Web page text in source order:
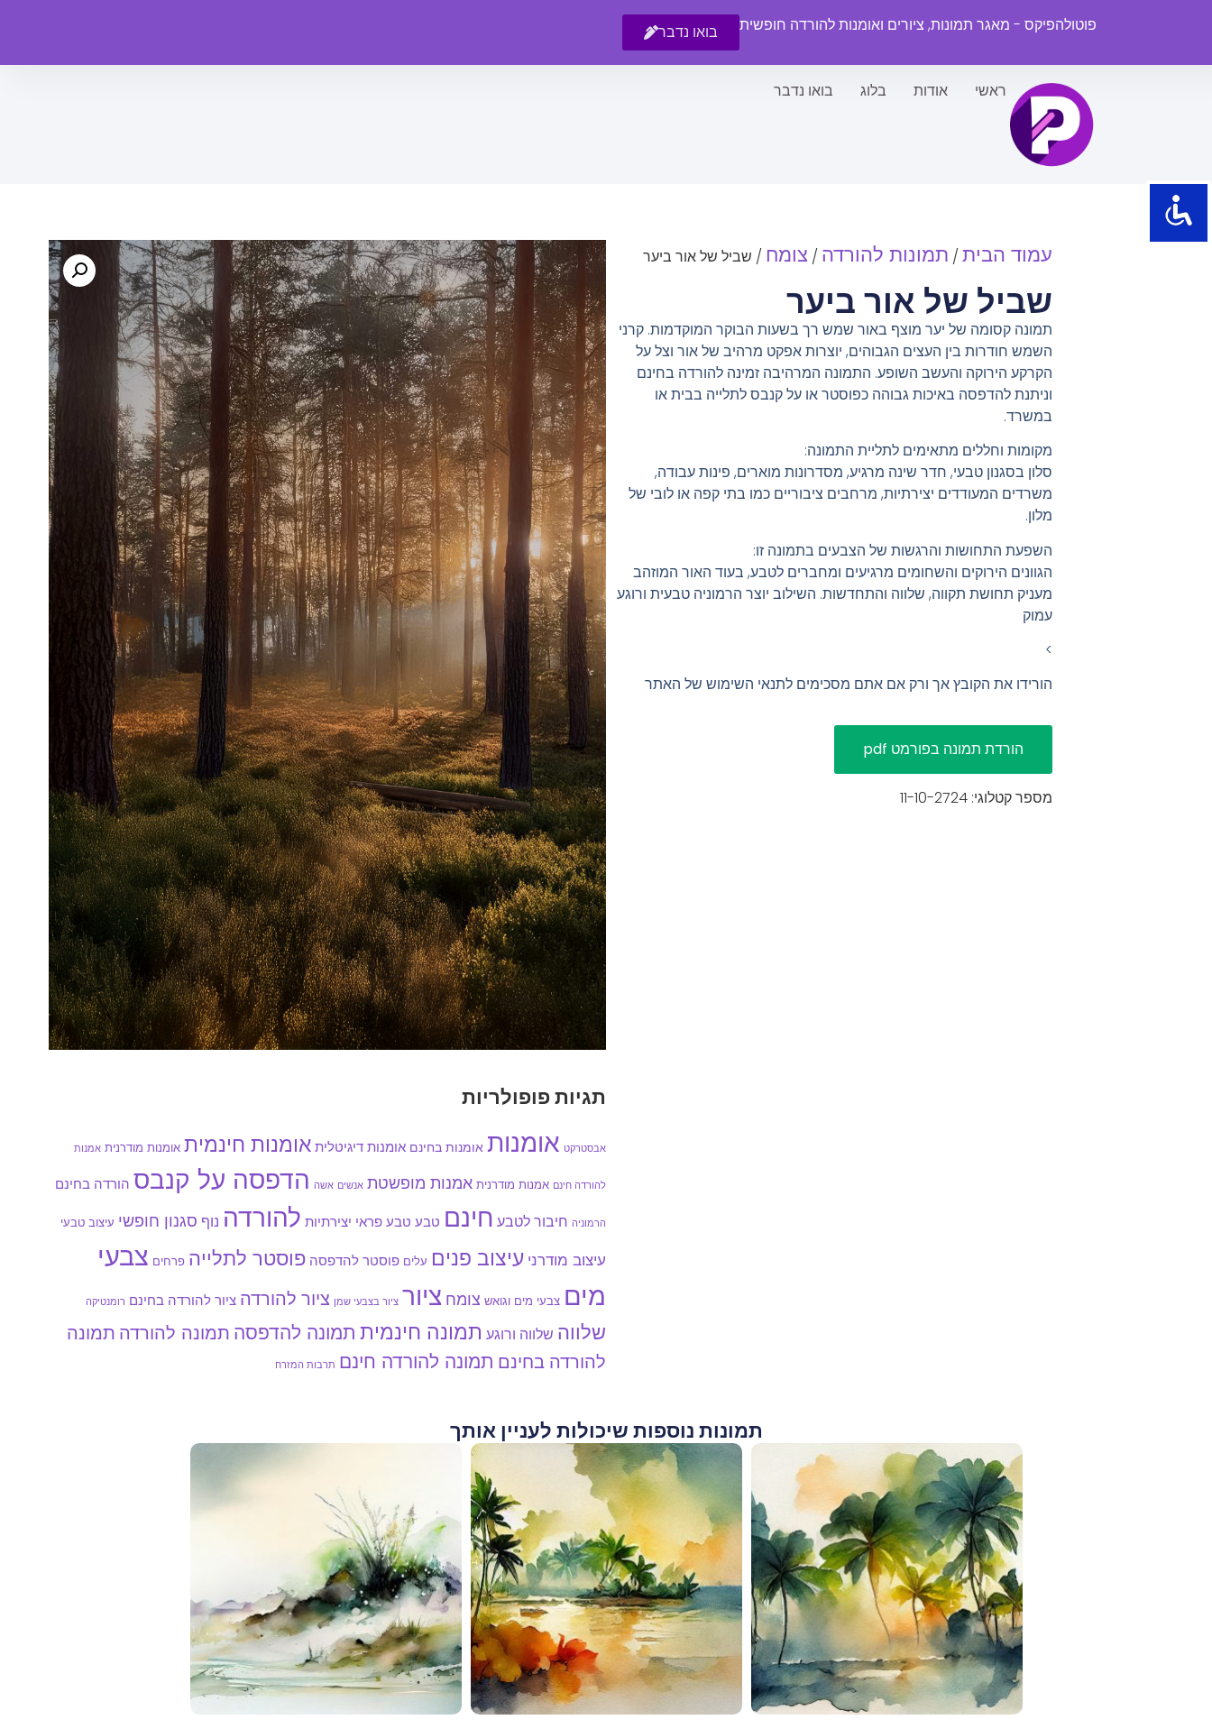
פוטולהפיקס - מאגר תמונות, ציורים ואומנות להורדה חופשית בואו נדבר
ראשי אודות בלוג בואו נדבר
עמוד הבית / תמונות להורדה / צומח / שביל של אור ביער
שביל של אור ביער
תמונה קסומה של יער מוצף באור שמש רך בשעות הבוקר המוקדמות. קרני
השמש חודרות בין העצים הגבוהים, יוצרות אפקט מרהיב של אור וצל על
הקרקע הירוקה והעשב השופע. התמונה המרהיבה זמינה להורדה בחינם
וניתנת להדפסה באיכות גבוהה כפוסטר או על קנבס לתלייה בבית או
במשרד.
מקומות וחללים מתאימים לתליית התמונה:
סלון בסגנון טבעי, חדר שינה מרגיע, מסדרונות מוארים, פינות עבודה,
משרדים המעודדים יצירתיות, מרחבים ציבוריים כמו בתי קפה או לובי של
מלון.
השפעת התחושות והרגשות של הצבעים בתמונה זו:
הגוונים הירוקים והשחומים מרגיעים ומחברים לטבע, בעוד האור המוזהב
מעניק תחושת תקווה, שלווה והתחדשות. השילוב יוצר הרמוניה טבעית ורוגע
עמוק
>
הורידו את הקובץ אך ורק אם אתם מסכימים לתנאי השימוש של האתר
מספר קטלוגי: 11-10-2724
תגיות פופולריות
אבסטרקט אומנות אומנות בחינם אומנות דיגיטלית אומנות חינמית אומנות מודרנית אמנות
להורדה חינם אמנות מודרנית אמנות מופשטת אנשים אשה הדפסה על קנבס הורדה בחינם
הרמוניה חיבור לטבע חינם טבע טבע פראי יצירתיות להורדה נוף סגנון חופשי עיצוב טבעי
עיצוב מודרני עיצוב פנים עלים פוסטר להדפסה פוסטר לתלייה פרחים צבעי
מים צבעי מים וגואש צומח ציור ציור בצבעי שמן ציור להורדה ציור להורדה בחינם רומנטיקה
שלווה שלווה ורוגע תמונה חינמית תמונה להדפסה תמונה להורדה תמונה
להורדה בחינם תמונה להורדה חינם תרבות המזרח
תמונות נוספות שיכולות לעניין אותך